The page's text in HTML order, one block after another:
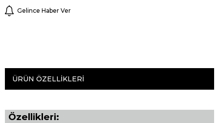
Gelince Haber Ver
ÜRÜN ÖZELLIKLERI
Özellikleri: